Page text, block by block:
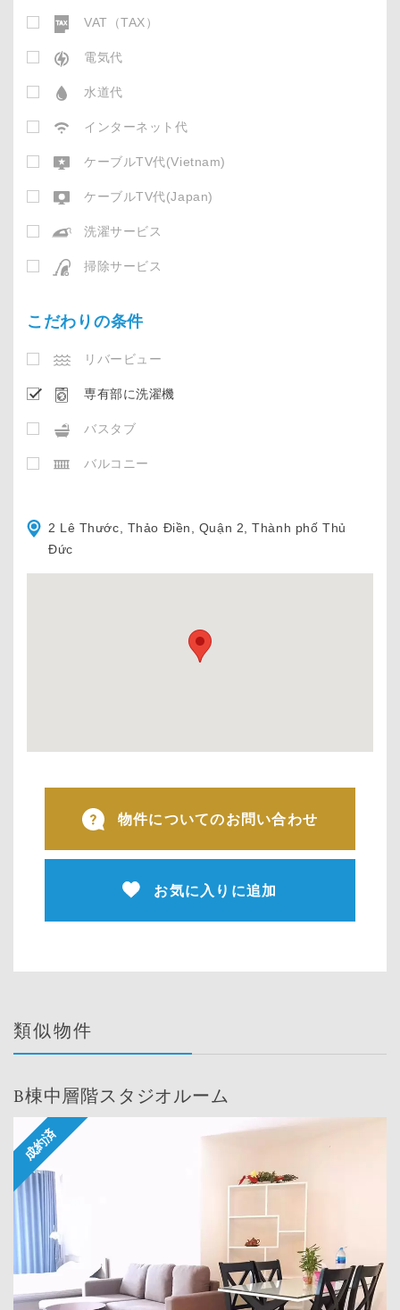
VAT（TAX）
電気代
水道代
インターネット代
ケーブルTV代(Vietnam)
ケーブルTV代(Japan)
洗濯サービス
掃除サービス
こだわりの条件
リバービュー
専有部に洗濯機
バスタブ
バルコニー
2 Lê Thước, Thảo Điền, Quận 2, Thành phố Thủ
Đức
物件についてのお問い合わせ
お気に入りに追加
類似物件
B棟中層階スタジオルーム